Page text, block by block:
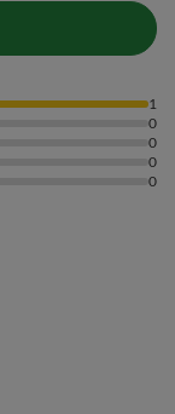
1
0
0
0
0